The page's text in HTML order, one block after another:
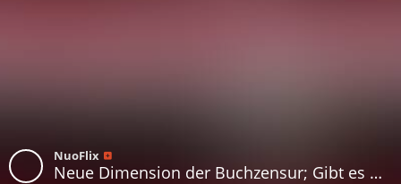
NuoFlix
Neue Dimension der Buchzensur; Gibt es Nazi-Hintergründe der 'Warnhinweise' von Münster?